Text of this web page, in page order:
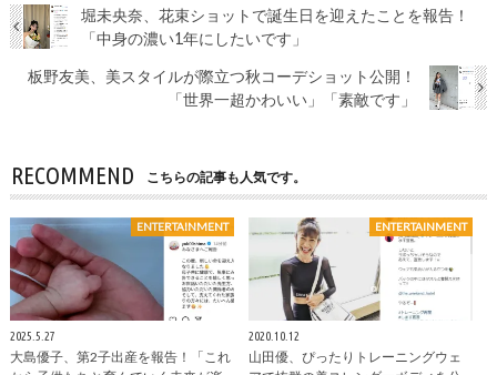
堀未央奈、花束ショットで誕生日を迎えたことを報告！
「中身の濃い1年にしたいです」
板野友美、美スタイルが際立つ秋コーデショット公開！
「世界一超かわいい」「素敵です」
RECOMMEND こちらの記事も人気です。
ENTERTAINMENT
2025.5.27
大島優子、第2子出産を報告！「これ
ENTERTAINMENT
2020.10.12
山田優、ぴったりトレーニングウェ